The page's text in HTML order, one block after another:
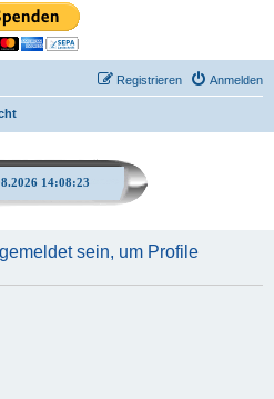
Anmelden
Registrieren
14:08:23
sein, um Profile